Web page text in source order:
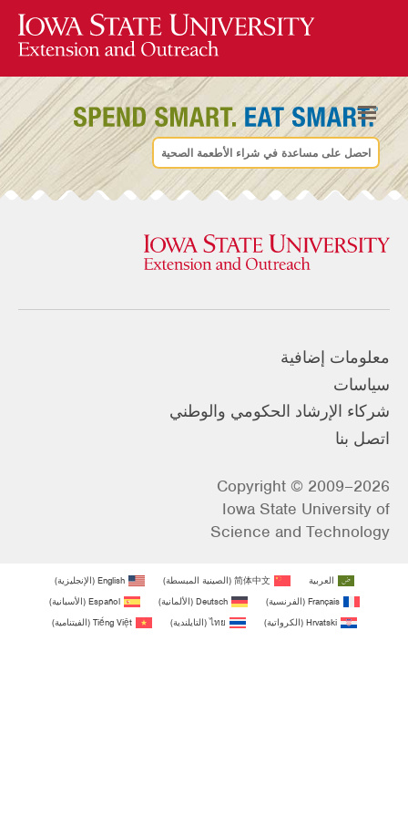
احصل على مساعدة في شراء الأطعمة الصحية
معلومات إضافية
سياسات
شركاء الإرشاد الحكومي والوطني
اتصل بنا
Copyright © 2009–2026
Iowa State University of
Science and Technology
العربية 简体中文
(الصينية المبسطة)
English
(الإنجليزية)
Français
(الفرنسية)
Deutsch
(الألمانية)
Español
(الأسبانية)
Hrvatski
(الكرواتية)
ไทย
(التايلندية)
Tiếng Việt
(الفيتنامية)